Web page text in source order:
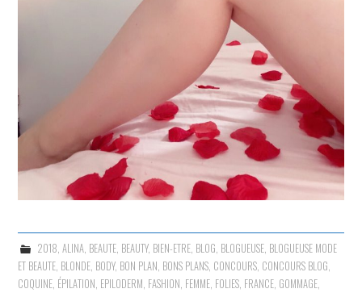
2018, ALINA, BEAUTE, BEAUTY, BIEN-ETRE, BLOG, BLOGUEUSE, BLOGUEUSE MODE
ET BEAUTE, BLONDE, BODY, BON PLAN, BONS PLANS, CONCOURS, CONCOURS BLOG,
COQUINE, ÉPILATION, EPILODERM, FASHION, FEMME, FOLIES, FRANCE, GOMMAGE,